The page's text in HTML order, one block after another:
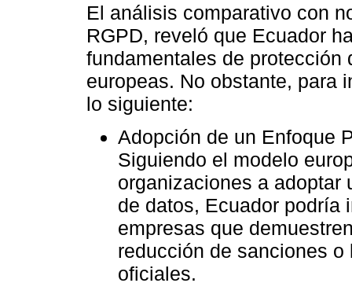
El análisis comparativo con
RGPD, reveló que Ecuador
fundamentales de protección
europeas. No obstante, para
lo siguiente:
Adopción de un Enfoque
Siguiendo el modelo
organizaciones a adoptar
de datos, Ecuador podría
empresas que
reducción de sanciones
oficiales.